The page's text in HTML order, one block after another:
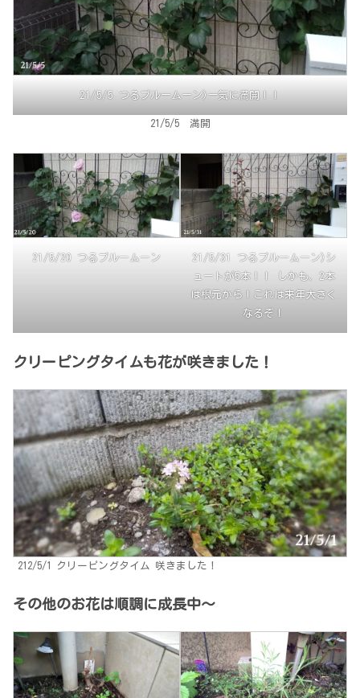
21/5/5 つるブルームーン)一気に満開！！
21/5/5 満開
21/5/20 つるブルームーン
21/5/31 つるブルームーン)シ
ュートが5本！！ しかも、2本
は根元から！これは来年大きく
なるぞ！
クリーピングタイムも花が咲きました！
212/5/1 クリーピングタイム 咲きました！
その他のお花は順調に成長中～